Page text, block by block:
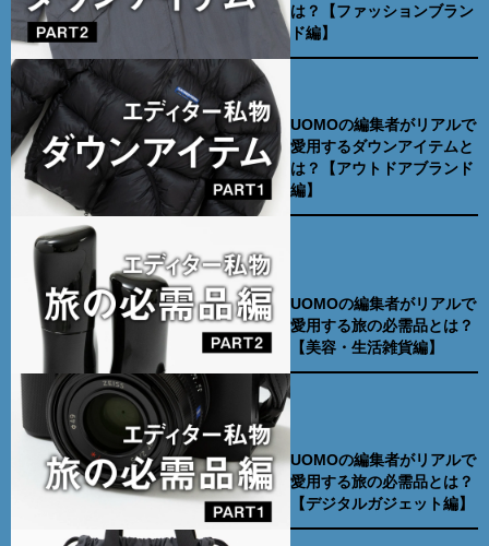
は？【ファッションブラン
ド編】
UOMOの編集者がリアルで
愛用するダウンアイテムと
は？【アウトドアブランド
編】
UOMOの編集者がリアルで
愛用する旅の必需品とは？
【美容・生活雑貨編】
UOMOの編集者がリアルで
愛用する旅の必需品とは？
【デジタルガジェット編】